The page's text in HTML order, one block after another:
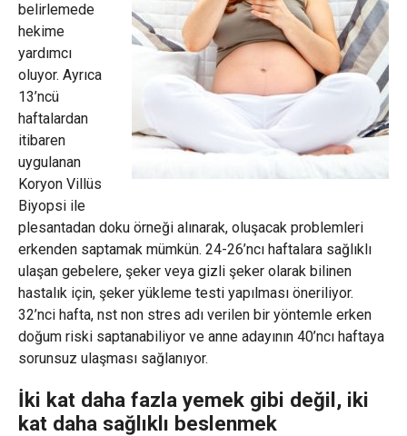
belirlemede
hekime
yardımcı
oluyor. Ayrıca
13’ncü
haftalardan
itibaren
uygulanan
Koryon Villüs
Biyopsi ile
plesantadan doku örneği alınarak, oluşacak problemleri
erkenden saptamak mümkün. 24-26’ncı haftalara sağlıklı
ulaşan gebelere, şeker veya gizli şeker olarak bilinen
hastalık için, şeker yükleme testi yapılması öneriliyor.
32’nci hafta, nst non stres adı verilen bir yöntemle erken
doğum riski saptanabiliyor ve anne adayının 40’ncı haftaya
sorunsuz ulaşması sağlanıyor.
İki kat daha fazla yemek gibi değil, iki
kat daha sağlıklı beslenmek